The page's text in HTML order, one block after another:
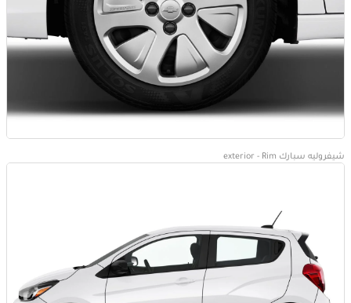
شيفروليه سبارك exterior - Rim